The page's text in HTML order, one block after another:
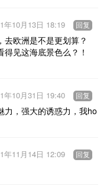
欧洲是不是更划算？
得见这海底景色么？！
年10月13日 18:19 回复
力，强大的诱惑力，我ho
年10月31日 19:40 回复
年11月14日 12:09 回复